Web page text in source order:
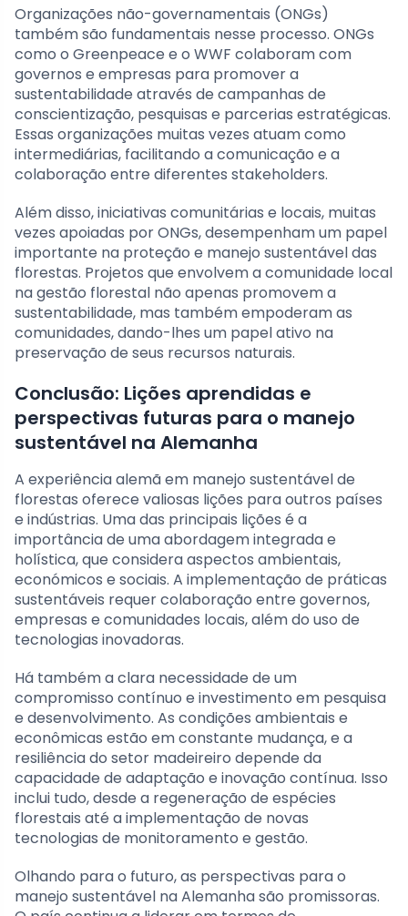
Organizações não-governamentais (ONGs)
também são fundamentais nesse processo. ONGs
como o Greenpeace e o WWF colaboram com
governos e empresas para promover a
sustentabilidade através de campanhas de
conscientização, pesquisas e parcerias estratégicas.
Essas organizações muitas vezes atuam como
intermediárias, facilitando a comunicação e a
colaboração entre diferentes stakeholders.
Além disso, iniciativas comunitárias e locais, muitas
vezes apoiadas por ONGs, desempenham um papel
importante na proteção e manejo sustentável das
florestas. Projetos que envolvem a comunidade local
na gestão florestal não apenas promovem a
sustentabilidade, mas também empoderam as
comunidades, dando-lhes um papel ativo na
preservação de seus recursos naturais.
Conclusão: Lições aprendidas e
perspectivas futuras para o manejo
sustentável na Alemanha
A experiência alemã em manejo sustentável de
florestas oferece valiosas lições para outros países
e indústrias. Uma das principais lições é a
importância de uma abordagem integrada e
holística, que considera aspectos ambientais,
económicos e sociais. A implementação de práticas
sustentáveis requer colaboração entre governos,
empresas e comunidades locais, além do uso de
tecnologias inovadoras.
Há também a clara necessidade de um
compromisso contínuo e investimento em pesquisa
e desenvolvimento. As condições ambientais e
econômicas estão em constante mudança, e a
resiliência do setor madeireiro depende da
capacidade de adaptação e inovação contínua. Isso
inclui tudo, desde a regeneração de espécies
florestais até a implementação de novas
tecnologias de monitoramento e gestão.
Olhando para o futuro, as perspectivas para o
manejo sustentável na Alemanha são promissoras.